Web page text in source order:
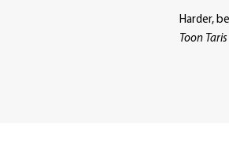
Harder,
Toon Taris